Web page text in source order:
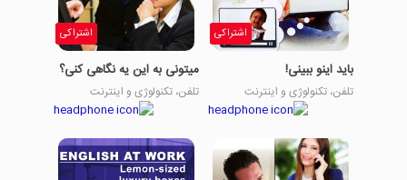
اشتراکی
باید اینو ببینی!
تلفن، تکنولوژی و اینترنت
اشتراکی
میتونی به این یه نگاهی کنی؟
تلفن، تکنولوژی و اینترنت